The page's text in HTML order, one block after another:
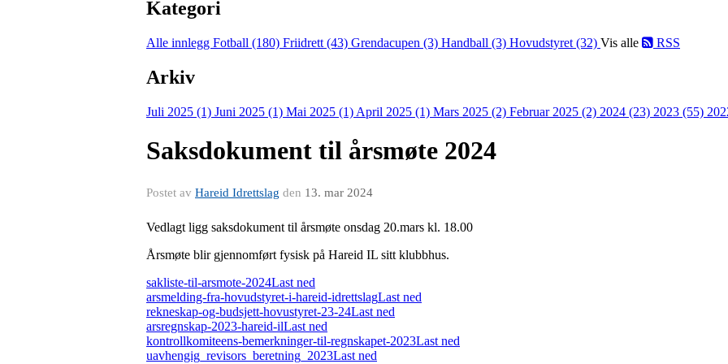
Kategori
Alle innlegg Fotball (180) Friidrett (43) Grendacupen (3) Handball (3) Hovudstyret (32) Vis alle RSS
Arkiv
Juli 2025 (1) Juni 2025 (1) Mai 2025 (1) April 2025 (1) Mars 2025 (2) Februar 2025 (2) 2024 (23) 2023 (55)
Saksdokument til årsmøte 2024
Postet av Hareid Idrettslag den 13. mar 2024
Vedlagt ligg saksdokument til årsmøte onsdag 20.mars kl. 18.00
Årsmøte blir gjennomført fysisk på Hareid IL sitt klubbhus.
sakliste-til-arsmote-2024Last ned
arsmelding-fra-hovudstyret-i-hareid-idrettslagLast ned
rekneskap-og-budsjett-hovustyret-23-24Last ned
arsregnskap-2023-hareid-ilLast ned
kontrollkomiteens-bemerkninger-til-regnskapet-2023Last ned
uavhengig_revisors_beretning_2023Last ned